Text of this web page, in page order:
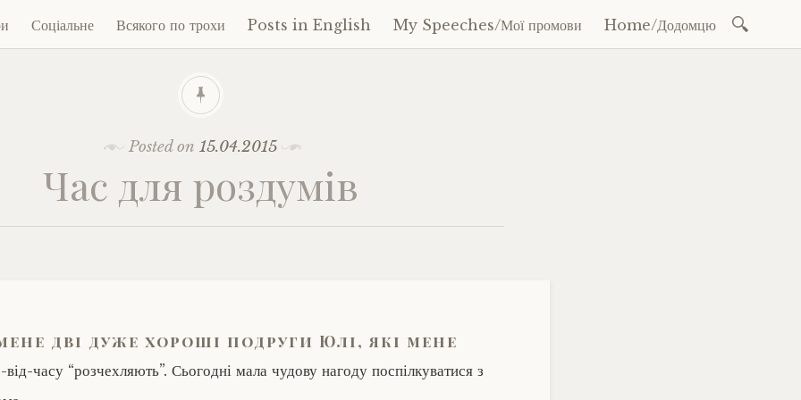
Соціальне Всякого по трохи Posts in English My Speeches/Мої промови Home/Додомцю
Posted on15.04.2015
Час для роздумів
дві дуже хороші подруги Юлі, які мене
від-часу “розчехляють”. Сьогодні мала чудову нагоду поспілкуватися з